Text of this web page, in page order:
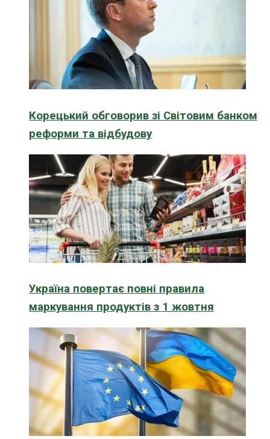
Корецький обговорив зі Світовим банком
реформи та відбудову
Україна повертає повні правила
маркування продуктів з 1 жовтня